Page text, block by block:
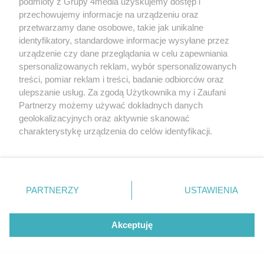
Ciśnienie: 1021 hPa
Wiatr: 2 km/h
Galerie zdjęć
przechowujemy informacje na urządzeniu oraz
przetwarzamy dane osobowe, takie jak unikalne
identyfikatory, standardowe informacje wysyłane przez
urządzenie czy dane przeglądania w celu zapewniania
spersonalizowanych reklam, wybór spersonalizowanych
treści, pomiar reklam i treści, badanie odbiorców oraz
ulepszanie usług. Za zgodą Użytkownika my i Zaufani
Partnerzy możemy używać dokładnych danych
geolokalizacyjnych oraz aktywnie skanować
charakterystykę urządzenia do celów identyfikacji.
zmienić/wycofać klikając przycisk ustawień prywatności
znajdujący się w lewym dolnym rogu strony
. Niektóre
użytkownika, ale masz prawo sprzeciwić się takiemu
przetwarzaniu. Preferencje będą miały zastosowania tylko
PARTNERZY USTAWIENIA
Akceptuję